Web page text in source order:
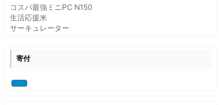
コスパ最強ミニPC N150
生活応援米
サーキュレーター
寄付